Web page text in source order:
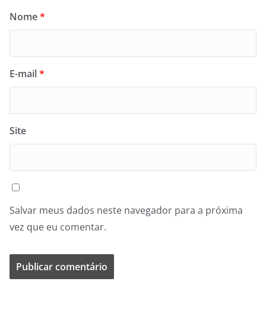
Nome*
E-mail*
Site
Salvar meus dados neste navegador para a próxima
vez que eu comentar.